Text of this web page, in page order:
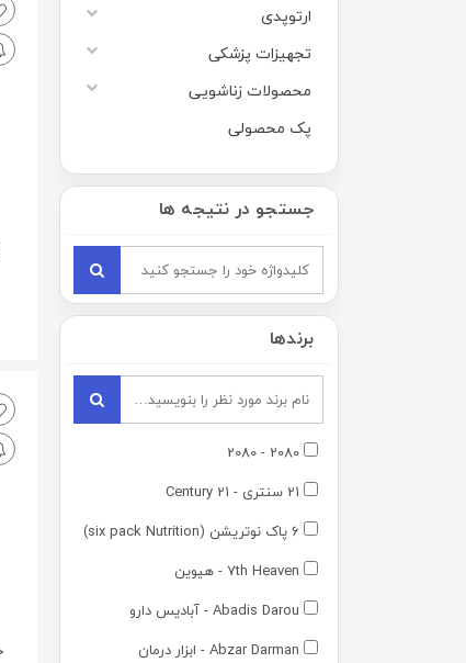
ارتوپدی
تجهیزات پزشکی
محصولات زناشویی
پک محصولی
جستجو در نتیجه ها
برندها
2080 - 2080
21 سنتری - 21 Century
6 پاک نوتریشن (six pack Nutrition)
7th Heaven - هیوین
Abadis Darou - آبادیس دارو
Abzar Darman - ابزار درمان